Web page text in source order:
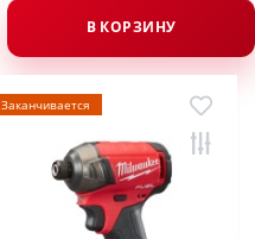
В КОРЗИНУ
Заканчивается